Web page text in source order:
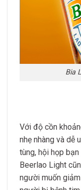
Bia
Với độ cồn
nhẹ nhàng và dễ
tùng, hội họp
Beerlao Light
người muốn